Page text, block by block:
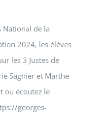
National de la
2024, les élèves
les 3 Justes de
Sagnier et Marthe
ou écoutez le
georges-